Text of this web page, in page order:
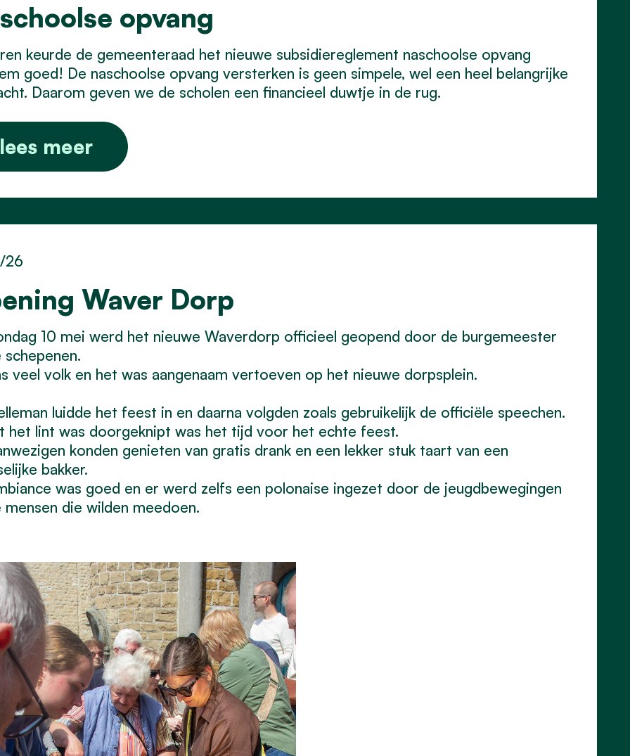
opvang
keurde de gemeenteraad het nieuwe subsidiereglement naschoolse opvang
goed! De naschoolse opvang versterken is geen simpele, wel een heel belangrijke
Daarom geven we de scholen een financieel duwtje in de rug.
lees meer
Waver Dorp
26
10 mei werd het nieuwe Waverdorp officieel geopend door de burgemeester
schepenen.
veel volk en het was aangenaam vertoeven op het nieuwe dorpsplein.
luidde het feest in en daarna volgden zoals gebruikelijk de officiële speechen.
het lint was doorgeknipt was het tijd voor het echte feest.
konden genieten van gratis drank en een lekker stuk taart van een
bakker.
was goed en er werd zelfs een polonaise ingezet door de jeugdbewegingen
mensen die wilden meedoen.